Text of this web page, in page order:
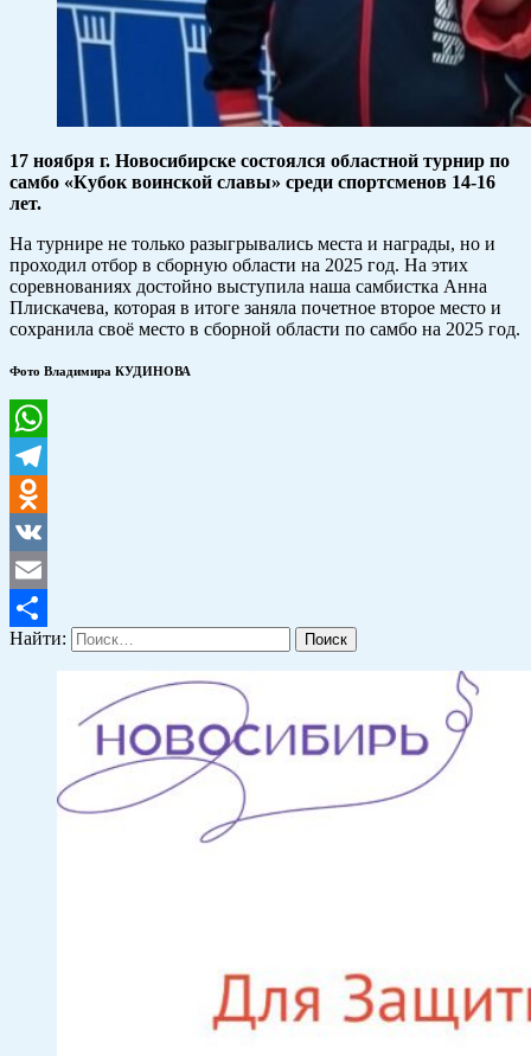
17 ноября г. Новосибирске состоялся областной турнир по
самбо «Кубок воинской славы» среди спортсменов 14-16
лет.
На турнире не только разыгрывались места и награды, но и
проходил отбор в сборную области на 2025 год. На этих
соревнованиях достойно выступила наша самбистка Анна
Плискачева, которая в итоге заняла почетное второе место и
сохранила своё место в сборной области по самбо на 2025 год.
Фото Владимира КУДИНОВА
WhatsApp
Telegram
Odnoklassniki
VK
Email
Отправить
Найти: